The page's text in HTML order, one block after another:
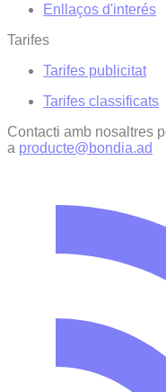
Enllaços d'interés
Tarifes
Tarifes publicitat
Tarifes classificats
Contacti amb nosaltres
a producte@bondia.ad